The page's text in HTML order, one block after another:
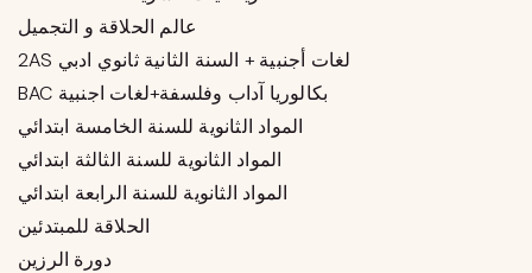
عالم الحلاقة و التجميل
2AS لغات أجنبية + السنة الثانية ثانوي ادبي
BAC بكالوريا آداب وفلسفة+لغات اجنبية
المواد الثانوية للسنة الخامسة ابتدائي
المواد الثانوية للسنة الثالثة ابتدائي
المواد الثانوية للسنة الرابعة ابتدائي
الحلاقة للمبتدئين
دورة الرزين